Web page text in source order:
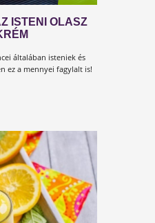
AZ ISTENI OLASZ
JÉGKRÉM
kedvencei általában isteniek és